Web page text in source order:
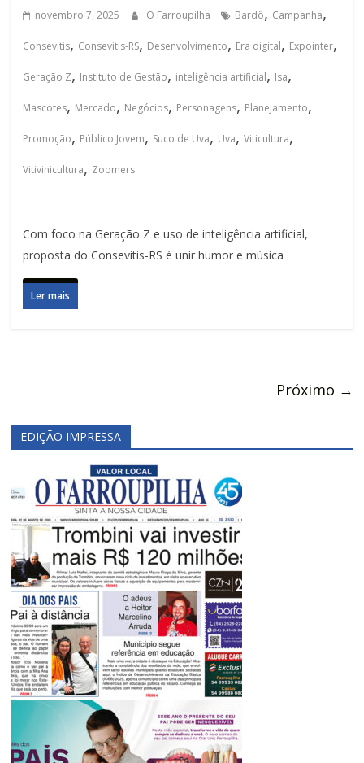
novembro 7, 2025 O Farroupilha Bardô, Campanha,
Consevitis, Consevitis-RS, Desenvolvimento, Era digital, Expointer,
Geração Z, Instituto de Gestão, inteligência artificial, Isa,
Mascotes, Mercado, Negócios, Personagens, Planejamento,
Promoção, Público Jovem, Suco de Uva, Uva,Viticultura,
Vitivinicultura, Zoomers
Com foco na Geração Z e uso de inteligência artificial,
proposta do Consevitis-RS é unir humor e música
Ler mais
Próximo →
EDIÇÃO IMPRESSA